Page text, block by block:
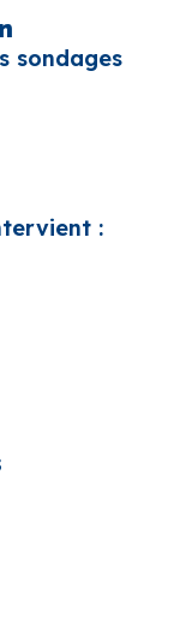
sondages
: